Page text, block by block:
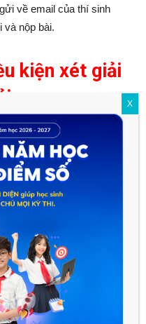
về email của thí sinh
và nộp bài.
kiện xét giải
X